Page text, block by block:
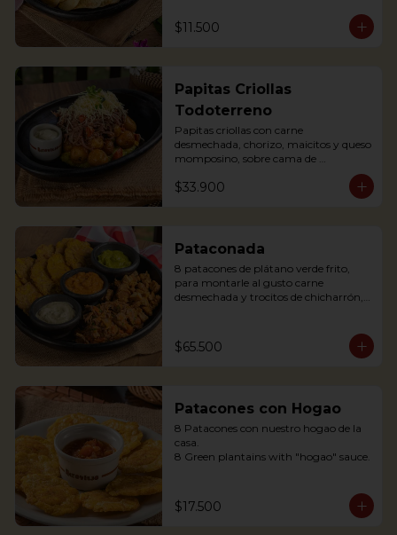
$11.500
Papitas Criollas
Todoterreno
Papitas criollas con carne
desmechada, chorizo, maicitos y queso
momposino, sobre cama de
$33.900
Pataconada
8 patacones de plátano verde frito,
para montarle al gusto carne
desmechada y trocitos de chicharrón,
assemble with shredded meat and
chicharrón chunks, sour cream, refried
$65.500
Patacones con Hogao
8 Patacones con nuestro hogao de la
casa.
8 Green plantains with "hogao" sauce.
$17.500